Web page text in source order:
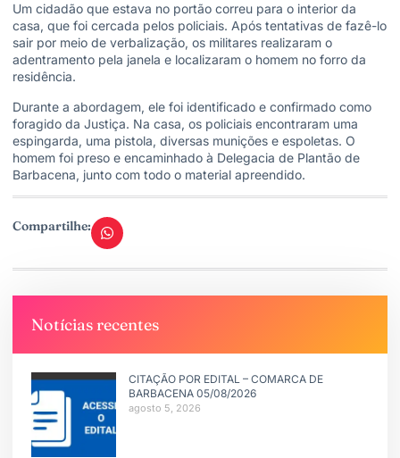
Um cidadão que estava no portão correu para o interior da
casa, que foi cercada pelos policiais. Após tentativas de fazê-lo
sair por meio de verbalização, os militares realizaram o
adentramento pela janela e localizaram o homem no forro da
residência.
Durante a abordagem, ele foi identificado e confirmado como
foragido da Justiça. Na casa, os policiais encontraram uma
espingarda, uma pistola, diversas munições e espoletas. O
homem foi preso e encaminhado à Delegacia de Plantão de
Barbacena, junto com todo o material apreendido.
Compartilhe:
Notícias recentes
CITAÇÃO POR EDITAL – COMARCA DE
BARBACENA 05/08/2026
agosto 5, 2026